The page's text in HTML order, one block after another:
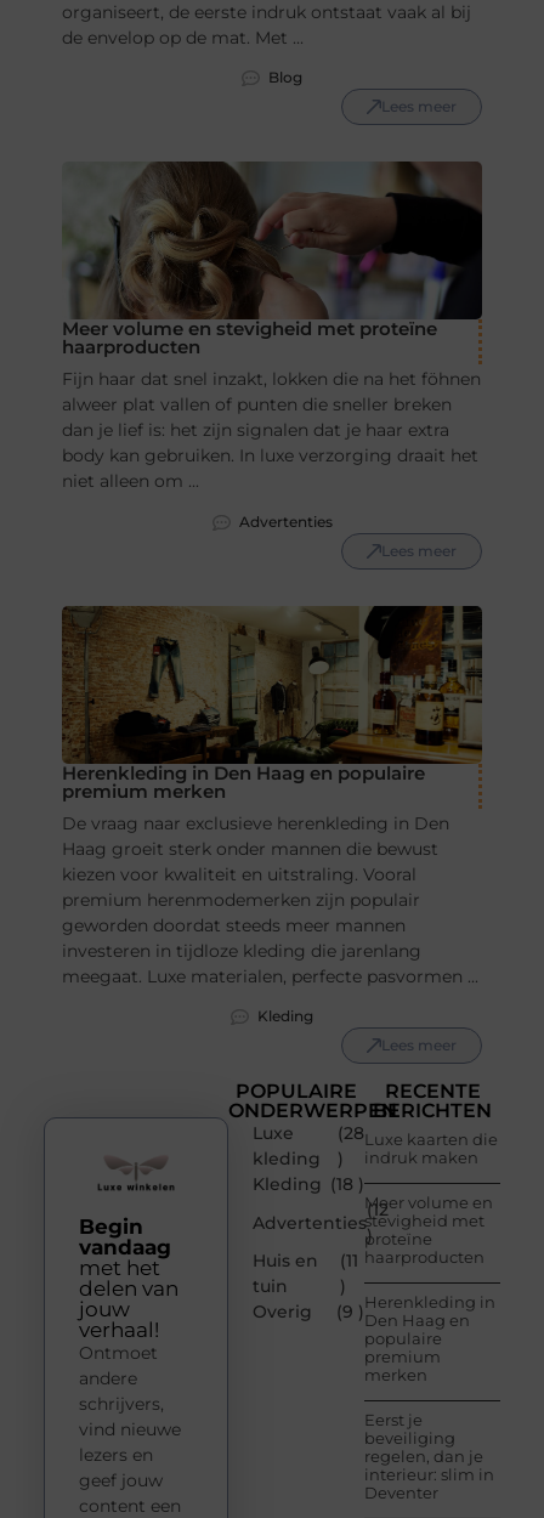
organiseert, de eerste indruk ontstaat vaak al bij
de envelop op de mat. Met ...
Blog
Lees meer
Meer volume en stevigheid met proteïne
haarproducten
Fijn haar dat snel inzakt, lokken die na het föhnen
alweer plat vallen of punten die sneller breken
dan je lief is: het zijn signalen dat je haar extra
body kan gebruiken. In luxe verzorging draait het
niet alleen om ...
Advertenties
Lees meer
Herenkleding in Den Haag en populaire
premium merken
De vraag naar exclusieve herenkleding in Den
Haag groeit sterk onder mannen die bewust
kiezen voor kwaliteit en uitstraling. Vooral
premium herenmodemerken zijn populair
geworden doordat steeds meer mannen
investeren in tijdloze kleding die jarenlang
meegaat. Luxe materialen, perfecte pasvormen ...
Kleding
Lees meer
POPULAIRE
ONDERWERPEN
Luxe
kleding
(28
)
Kleding (18 )
Advertenties
(12
)
Huis en
tuin
(11
)
Overig
(9 )
RECENTE
BERICHTEN
Luxe kaarten die
indruk maken
Meer volume en
stevigheid met
proteïne
haarproducten
Herenkleding in
Den Haag en
populaire
premium
merken
Eerst je
beveiliging
regelen, dan je
interieur: slim in
Deventer
Begin
vandaag
met het
delen van
jouw
verhaal!
Ontmoet
andere
schrijvers,
vind nieuwe
lezers en
geef jouw
content een